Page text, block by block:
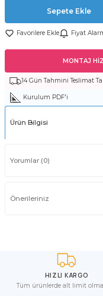
Sepete Ekle
Fiyat
MONTAJ
14 Gün Tahmini Teslimat
Kurulum PDF'i
Ürün Bilgisi
Yorumlar (0)
Önerileriniz
HIZLI KARGO
Tüm ürünlerde alt limit